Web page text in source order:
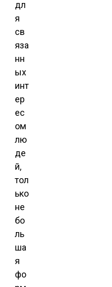
дл
я
св
яза
нн
ых
инт
ер
ес
ом
лю
де
й,
тол
ько
не
бо
ль
ша
я
фо